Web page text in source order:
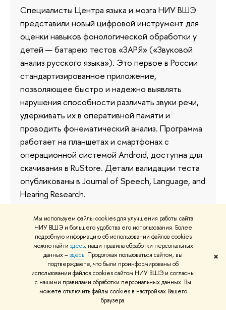
Мы используем файлы cookies для улучшения работы сайта
НИУ ВШЭ и большего удобства его использования. Более
подробную информацию об использовании файлов cookies
можно найти здесь, наши правила обработки персональных
данных –здесь. Продолжая пользоваться сайтом, вы
подтверждаете, что были проинформированы об
использовании файлов cookies сайтом НИУ ВШЭ и согласны
с нашими правилами обработки персональных данных. Вы
можете отключить файлы cookies в настройках Вашего
браузера.
✖
Специалисты Центра языка и мозга НИУ ВШЭ
представили новый цифровой инструмент для
оценки навыков фонологической обработки у
детей — батарею тестов «ЗАРЯ» («Звуковой
анализ русского языка»). Это первое в России
стандартизированное приложение,
позволяющее быстро и надежно выявлять
нарушения способности различать звуки речи,
удерживать их в оперативной памяти и
проводить фонематический анализ. Программа
работает на планшетах и смартфонах с
операционной системой Android, доступна для
скачивания в RuStore. Детали валидации теста
опубликованы в Journal of Speech, Language, and
Hearing Research.
26 июня
«Защищать конкуренцию от ИИ
нам придется с помощью самого
искусственного интеллекта»